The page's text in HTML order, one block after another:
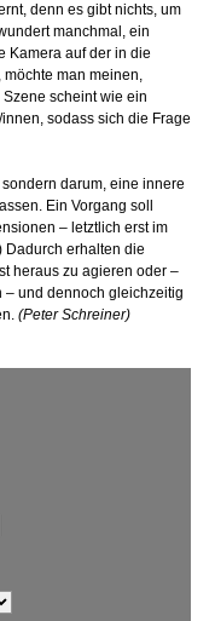
denn es gibt nichts, um
manchmal, ein
Kamera auf der in die
man meinen,
scheint wie ein
sodass sich die Frage
sondern darum, eine innere
Ein Vorgang soll
– letztlich erst im
erhalten die
heraus zu agieren oder –
– und dennoch gleichzeitig
(Peter Schreiner)